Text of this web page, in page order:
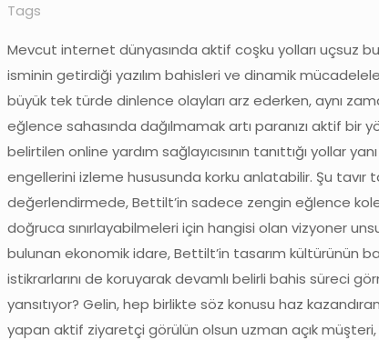
Tags
Mevcut internet dünyasında aktif coşku yolları uçsuz
isminin getirdiği yazılım bahisleri ve dinamik
büyük tek türde dinlence olayları arz ederken, aynı
eğlence sahasında dağılmamak artı paranızı aktif
belirtilen online yardım sağlayıcısının tanıttığı yollar
engellerini izleme hususunda korku anlatabilir. Şu
değerlendirmede, Bettilt’in sadece zengin eğlence
doğruca sınırlayabilmeleri için hangisi olan vizyoner
bulunan ekonomik idare, Bettilt’in tasarım kültürünün
istikrarlarını de koruyarak devamlı belirli bahis süreci
yansıtıyor? Gelin, hep birlikte söz konusu haz
yapan aktif ziyaretçi görülün olsun uzman açık